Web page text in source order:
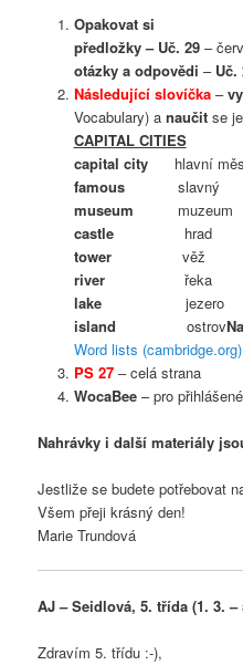
Opakovat si
předložky – Uč. 29–
otázky a odpovědi – Uč.
Následující slovíčka–
Vocabulary) a naučitse
CAPITAL CITIES
capital cityhlavní
famousslavný
museum muzeum
castlehrad
towervěž
riverřeka
lakejezero
island ostrov
Word lists (cambridge.org)
PS 27– celá strana
WocaBee– pro přihlášené
Nahrávky i další materiály
Jestliže se budete potřebovat
Všem přeji krásný den!
Marie Trundová
AJ – Seidlová, 5. třída (1. 3. –
Zdravím 5. třídu :-),